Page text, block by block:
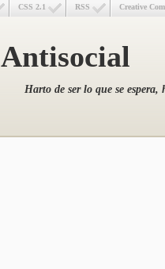
Creative
RSS
CSS 2.1
Antisocial
Harto de ser lo que se